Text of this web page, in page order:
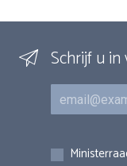
Schrijf u
E-mail
Inschrijvingen